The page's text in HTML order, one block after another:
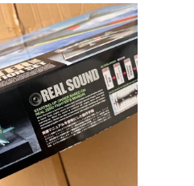
ックスクーター